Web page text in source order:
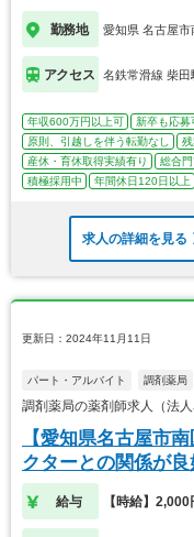
勤務地 愛知県 名古屋市
アクセス 名鉄常滑線 柴田
年収600万円以上可 新卒も応募
原則、引越しを伴う転勤なし
産休・育休取得実績有り
総合
積極採用中
年間休日120日以上
求人の詳細を見る
更新日：2024年11月11日
パート・アルバイト 調剤薬局
調剤薬局の薬剤師求人（法
【愛知県名古屋市
クターとの関係が良
給与 【時給】